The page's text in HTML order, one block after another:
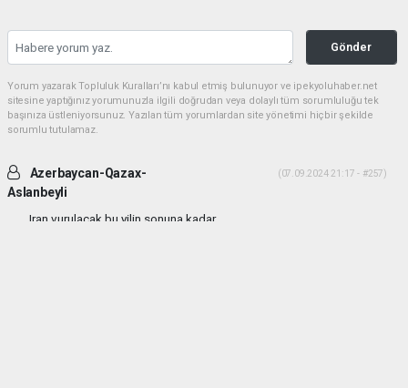
Gönder
Yorum yazarak Topluluk Kuralları’nı kabul etmiş bulunuyor ve ipekyoluhaber.net
sitesine yaptığınız yorumunuzla ilgili doğrudan veya dolaylı tüm sorumluluğu tek
başınıza üstleniyorsunuz. Yazılan tüm yorumlardan site yönetimi hiçbir şekilde
sorumlu tutulamaz.
Azerbaycan-Qazax-
Aslanbeyli
(07.09.2024 21:17 - #257)
Iran vurulacak bu yilin sonuna kadar...